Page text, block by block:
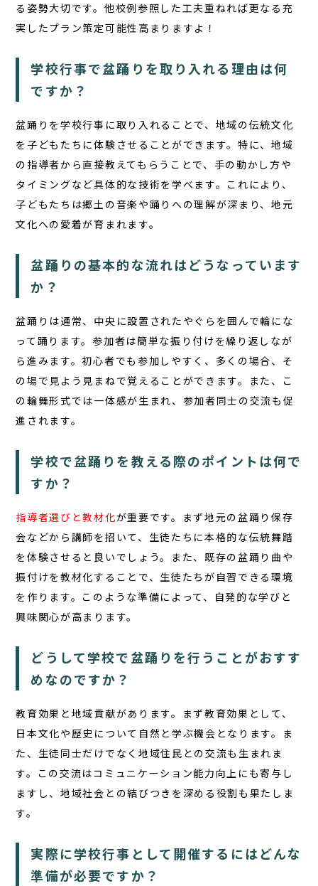
る姿勢大切です。他校例参照した工夫重ねれば更なる充
実したプラン策定可能性高まりますよ！
学校行事で盆踊りを取り入れる理由は何
ですか？
盆踊りを学校行事に取り入れることで、地域の伝統文化
を子どもたちに体験させることができます。特に、地域
の指導者から直接教えてもらうことで、手の動かし方や
タイミングなど具体的な技術を学べます。これにより、
子どもたちは郷土の音楽や踊りへの理解が深まり、地元
文化への愛着が育まれます。
盆踊りの基本的な流れはどうなっています
か？
盆踊りは通常、中央に設置された やぐら を囲んで輪にな
って踊ります。参加者は簡単な振り付けを繰り返しなが
ら進みます。初心者でも参加しやすく、多くの場合、そ
の場で見よう見まねで覚えることができます。また、こ
の輪舞形式では一体感が生まれ、参加者同士の交流も促
進されます。
学校で盆踊りを教える際のポイントは何で
すか？
指導者選びと教材化が重要です。まず地元の盆踊り保存
会などから講師を招いて、生徒たちに本格的な伝統舞踏
を体験させると良いでしょう。また、既存の盆踊り曲や
振付けを教材化することで、生徒たちが自習できる環境
を作ります。このような準備によって、自発的な学びと
興味関心が高まります。
どうして学校で盆踊りを行うことがおすす
めなのですか？
教育効果と地域貢献があります。まず教育効果として、
日本文化や歴史について自然と学ぶ機会となります。ま
た、生徒同士だけでなく地域住民との交流も生まれま
す。この交流はコミュニケーション能力向上にも寄与し
ますし、地域社会との結びつきを深める役割も果たしま
す。
実際に学校行事として開催するにはどんな
準備が必要ですか？